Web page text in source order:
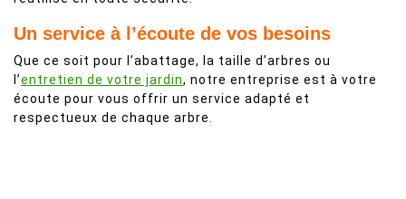
Un service à l’écoute de vos besoins
Que ce soit pour l’abattage, la taille d’arbres ou
l’entretien de votre jardin, notre entreprise est à votre
écoute pour vous offrir un service adapté et
respectueux de chaque arbre.